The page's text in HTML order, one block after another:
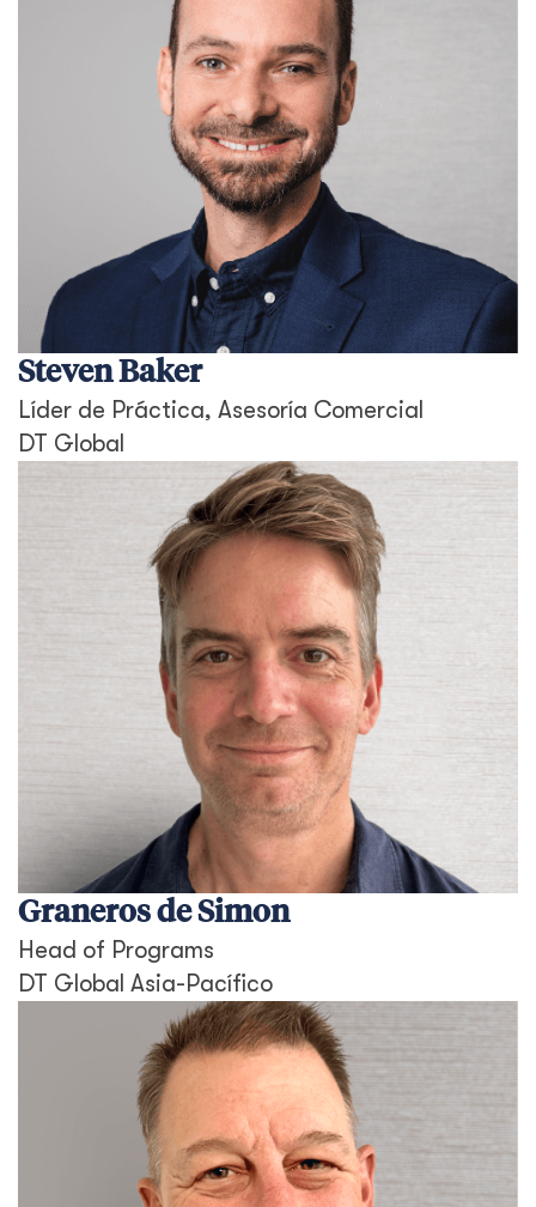
Steven Baker
Líder de Práctica, Asesoría Comercial
DT Global
Graneros de Simon
Head of Programs
DT Global Asia-Pacífico